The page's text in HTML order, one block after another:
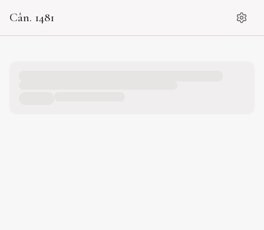
Cân. 1481